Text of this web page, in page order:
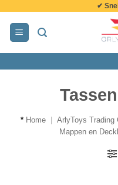
inhoud
✔
* Home ArlyToys Trading
Mappen en